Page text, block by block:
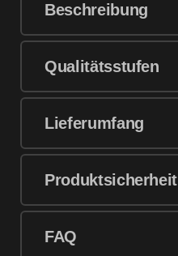
Beschreibung
Qualitätsstufen
Lieferumfang
Produktsicherheit
FAQ